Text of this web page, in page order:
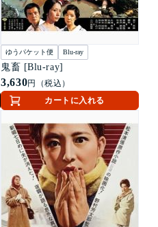
ゆうパケット便 Blu-ray
鬼畜 [Blu-ray]
3,630円（税込）
カートに入れる